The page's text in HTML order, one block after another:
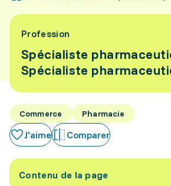
Profession
Spécialiste
Spécialiste
Commerce Pharmacie
J'aime Comparer
Contenu de la page